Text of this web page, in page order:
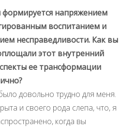
напряжением
воспитанием и
несправедливости. Как вы
этот внутренний
ее трансформации
довольно трудно для меня.
и своего рода слепа, что, я
когда вы